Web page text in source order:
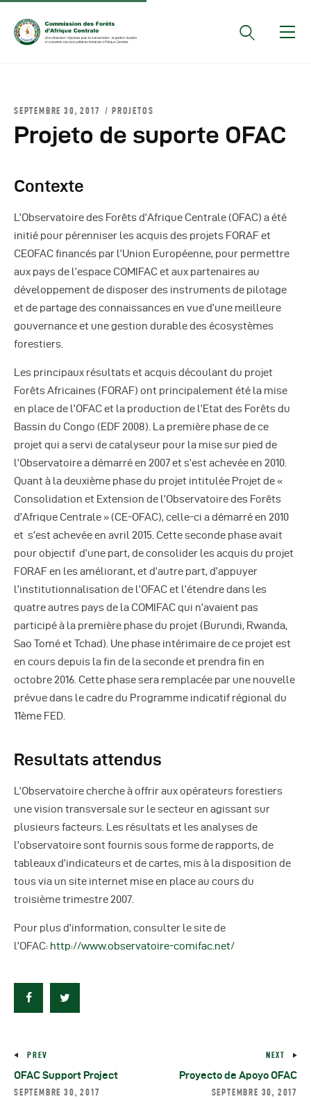
Conseils Des Ministres
Comptes Rendus De
Régionales
Publications
COMIFAC Newsletter
Réunions Réseaux
CEFDHAC
Autres Publications
SEPTEMBRE 30, 2017 PROJETOS
Projeto de suporte OFAC
Contexte
L’Observatoire des Forêts d’Afrique Centrale (OFAC) a été
initié pour pérenniser les acquis des projets FORAF et
CEOFAC financés par l’Union Européenne, pour permettre
aux pays de l’espace COMIFAC et aux partenaires au
développement de disposer des instruments de pilotage
et de partage des connaissances en vue d’une meilleure
gouvernance et une gestion durable des écosystèmes
forestiers.
Les principaux résultats et acquis découlant du projet
Forêts Africaines (FORAF) ont principalement été la mise
en place de l’OFAC et la production de l’Etat des Forêts du
Bassin du Congo (EDF 2008). La première phase de ce
projet qui a servi de catalyseur pour la mise sur pied de
l’Observatoire a démarré en 2007 et s’est achevée en 2010.
Quant à la deuxième phase du projet intitulée Projet de «
Consolidation et Extension de l’Observatoire des Forêts
d’Afrique Centrale » (CE-OFAC), celle-ci a démarré en 2010
et s’est achevée en avril 2015. Cette seconde phase avait
pour objectif d’une part, de consolider les acquis du projet
FORAF en les améliorant, et d’autre part, d’appuyer
l’institutionnalisation de l’OFAC et l’étendre dans les
quatre autres pays de la COMIFAC qui n’avaient pas
participé à la première phase du projet (Burundi, Rwanda,
Sao Tomé et Tchad). Une phase intérimaire de ce projet est
en cours depuis la fin de la seconde et prendra fin en
octobre 2016. Cette phase sera remplacée par une nouvelle
prévue dans le cadre du Programme indicatif régional du
11ème FED.
Resultats attendus
L’Observatoire cherche à offrir aux opérateurs forestiers
une vision transversale sur le secteur en agissant sur
plusieurs facteurs. Les résultats et les analyses de
l’observatoire sont fournis sous forme de rapports, de
tableaux d’indicateurs et de cartes, mis à la disposition de
tous via un site internet mise en place au cours du
troisième trimestre 2007.
Pour plus d’information, consulter le site de
l’OFAC: http://www.observatoire-comifac.net/
PREV
OFAC Support Project
SEPTEMBRE 30, 2017
NEXT
Proyecto de Apoyo OFAC
SEPTEMBRE 30, 2017